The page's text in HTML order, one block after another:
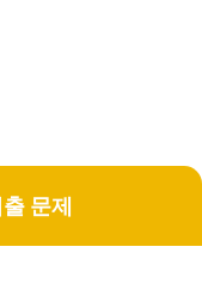
문제